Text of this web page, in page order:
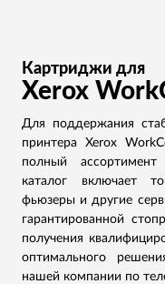
Картриджи для
Xerox
Для поддержания
принтера Xerox
полный
каталог включает
фьюзеры и другие
гарантированной
получения
оптимального
нашей компании по